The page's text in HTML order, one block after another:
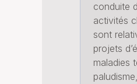
conduite
activités
sont
projets
maladies